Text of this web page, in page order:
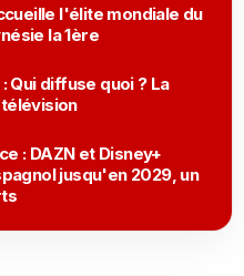
l'élite mondiale du
la 1ère
Qui diffuse quoi ? La
: DAZN et Disney+
jusqu'en 2029, un